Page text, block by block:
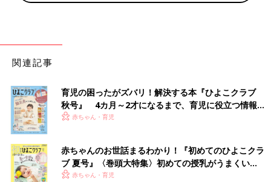
関連記事
育児の困ったがズバリ！解決する本『ひよこクラブ
秋号』 4カ月～2才になるまで、育児に役立つ情報が
いっぱい！
赤ちゃん・育児
赤ちゃんのお世話まるわかり！『初めてのひよこクラ
ブ 夏号』〈巻頭大特集〉初めての授乳がうまくい
く！ おっぱい・ミルクの基本と夏のトラブル 解決テ
赤ちゃん・育児